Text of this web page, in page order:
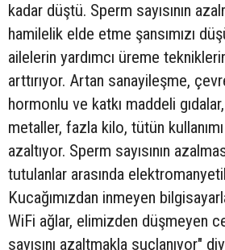
kadar düştü. Sperm sayısının
hamilelik elde etme şansımızı
ailelerin yardımcı üreme
arttırıyor. Artan sanayileşme,
hormonlu ve katkı maddeli gıdalar,
metaller, fazla kilo, tütün kullanımı
azaltıyor. Sperm sayısının
tutulanlar arasında
Kucağımızdan inmeyen
WiFi ağlar, elimizden düşmeyen
sayısını azaltmakla suçlanıyor"